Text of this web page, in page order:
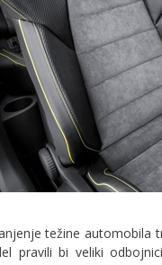
težine automobila
pravili bi veliki